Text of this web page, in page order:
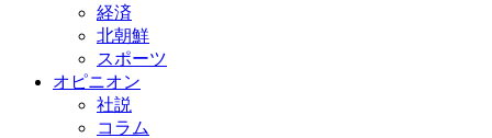
経済
北朝鮮
スポーツ
オピニオン
社説
コラム